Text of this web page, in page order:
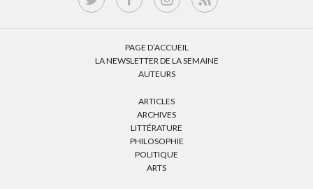
PAGE D’ACCUEIL
LA NEWSLETTER DE LA SEMAINE
AUTEURS
ARTICLES
ARCHIVES
LITTÉRATURE
PHILOSOPHIE
POLITIQUE
ARTS